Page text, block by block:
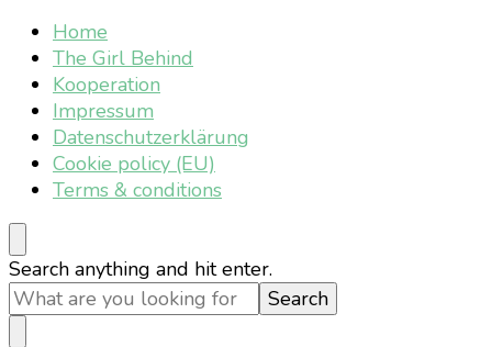
Home
The Girl Behind
Kooperation
Impressum
Datenschutzerklärung
Cookie policy (EU)
Terms & conditions
Looking
for
Something?
Search anything and hit enter.